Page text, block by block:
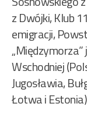
z Dwójki, Klub
emigracji,
Wschodniej
Jugosławia,
Łotwa i